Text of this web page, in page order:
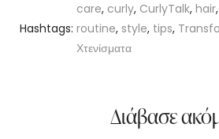
Hashtags:
care, curly, CurlyTalk, hair,
routine, style, tips,
Χτενίσματα
Διάβασε